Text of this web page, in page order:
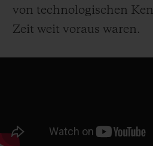
von technologischen
Zeit weit voraus waren.